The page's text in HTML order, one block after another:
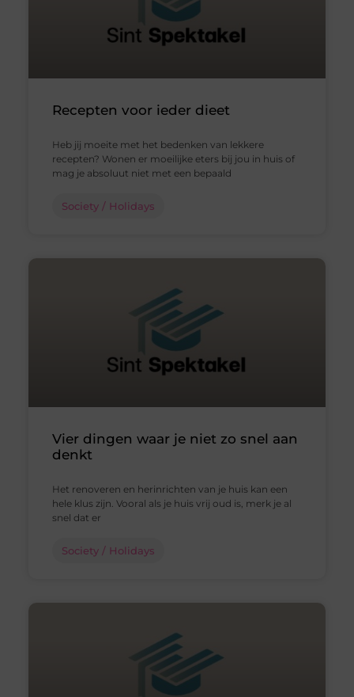
Recepten voor ieder dieet
Heb jij moeite met het bedenken van lekkere
recepten? Wonen er moeilijke eters bij jou in huis of
mag je absoluut niet met een bepaald
Society / Holidays
Vier dingen waar je niet zo snel aan
denkt
Het renoveren en herinrichten van je huis kan een
hele klus zijn. Vooral als je huis vrij oud is, merk je al
snel dat er
Society / Holidays